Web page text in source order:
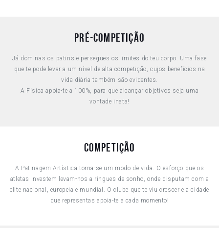
Pré-Competição
Já dominas os patins e persegues os limites do teu corpo. Uma fase
que te pode levar a um nível de alta competição, cujos benefícios na
vida diária também são evidentes.
A Física apoia-te a 100%, para que alcançar objetivos seja uma
vontade inata!
Competição
A Patinagem Artística torna-se um modo de vida. O esforço que os
atletas investem levam-nos a ringues de sonho, onde disputam com a
elite nacional, europeia e mundial. O clube que te viu crescer e a cidade
que representas apoia-te a cada momento!